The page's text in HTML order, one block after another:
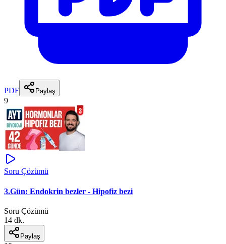
PDF Paylaş
9
Soru Çözümü
3.Gün: Endokrin bezler - Hipofiz bezi
Soru Çözümü
14 dk.
Paylaş